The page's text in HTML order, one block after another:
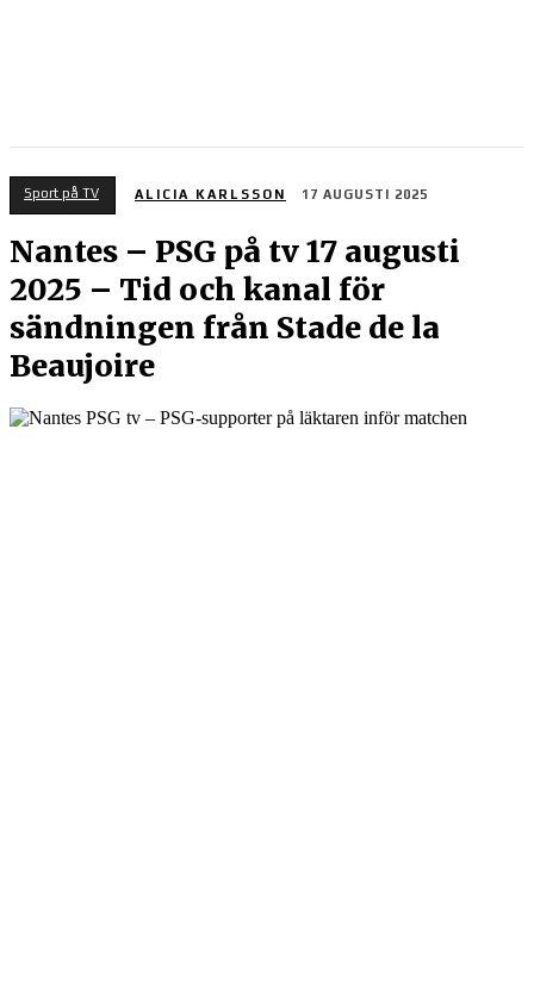
Sport på TV ALICIA KARLSSON 17 AUGUSTI 2025
Nantes – PSG på tv 17 augusti
2025 – Tid och kanal för
sändningen från Stade de la
Beaujoire